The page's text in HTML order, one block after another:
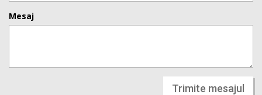
Mesaj
Trimite mesajul